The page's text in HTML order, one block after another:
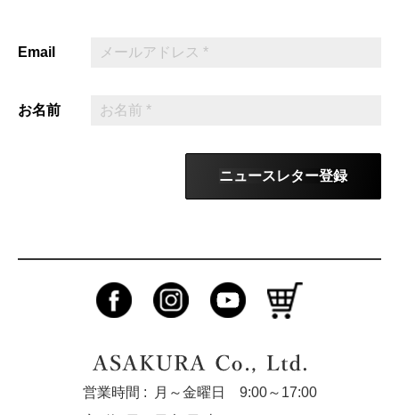
Email
お名前
ニュースレター登録
営業時間 :
月～金曜日 9:00～17:00